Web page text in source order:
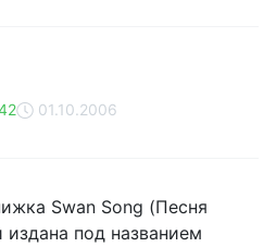
01.10.2006
Swan Song (Песня
под названием